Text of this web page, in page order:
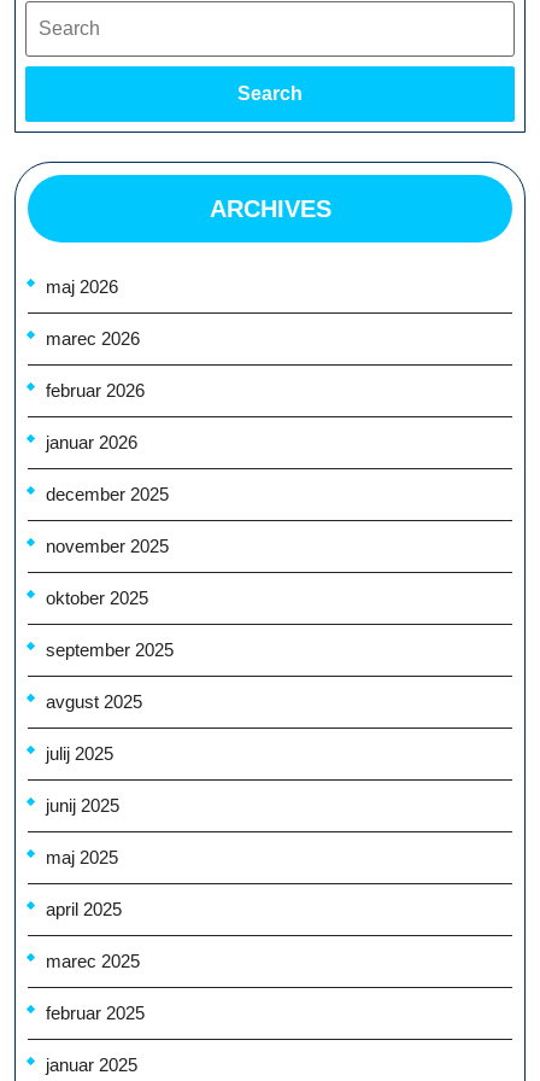
Search
ARCHIVES
maj 2026
marec 2026
februar 2026
januar 2026
december 2025
november 2025
oktober 2025
september 2025
avgust 2025
julij 2025
junij 2025
maj 2025
april 2025
marec 2025
februar 2025
januar 2025